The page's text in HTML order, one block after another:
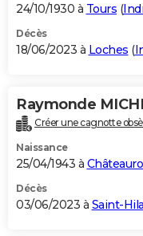
24/10/1930 à Tours (
Décès
18/06/2023 à Loches (
Raymonde
Créer une cagnotte
Naissance
25/04/1943 à
Décès
03/06/2023 à Saint-